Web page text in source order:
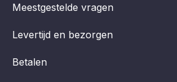
Meestgestelde vragen
Levertijd en bezorgen
Betalen